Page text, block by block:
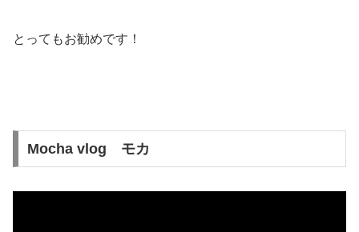
とってもお勧めです！
Mocha vlog モカ